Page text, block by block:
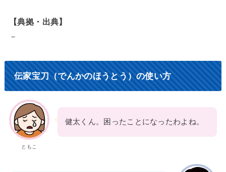
【典拠・出典】
－
伝家宝刀（でんかのほうとう）の使い方
ともこ
健太くん。困ったことになったわよね。